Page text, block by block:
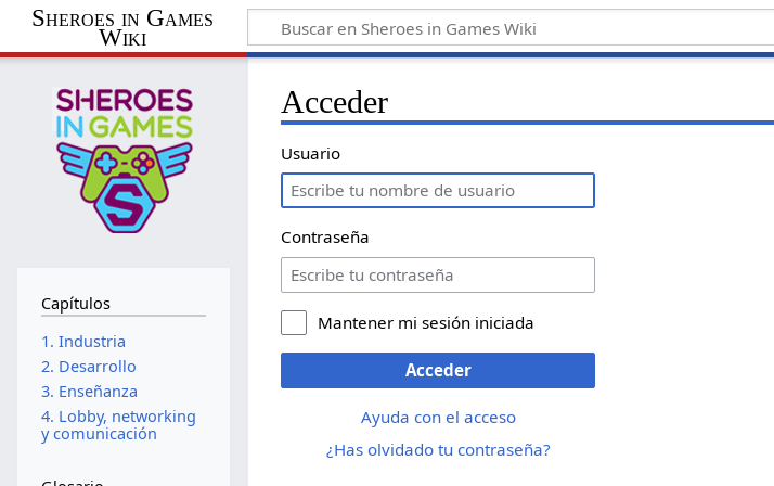
Sheroes in Games
Wiki
Acceder
Usuario
Contraseña
Mantener mi sesión iniciada
Acceder
Ayuda con el acceso
¿Has olvidado tu contraseña?
Capítulos
1. Industria
2. Desarrollo
3. Enseñanza
4. Lobby, networking
y comunicación